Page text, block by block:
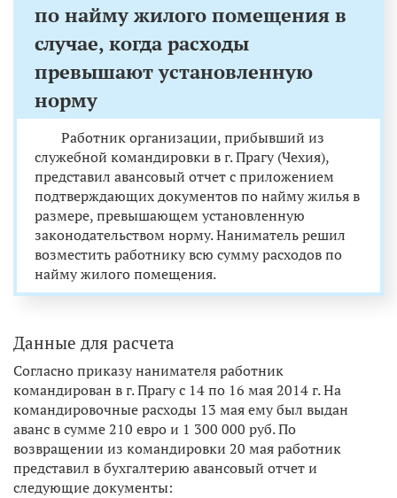
по найму жилого помещения в
случае, когда расходы
превышают установленную
норму
Работник организации, прибывший из
служебной командировки в г. Прагу (Чехия),
представил авансовый отчет с приложением
подтверждающих документов по найму жилья в
размере, превышающем установленную
законодательством норму. Наниматель решил
возместить работнику всю сумму расходов по
найму жилого помещения.
Данные для расчета
Согласно приказу нанимателя работник
командирован в г. Прагу с 14 по 16 мая 2014 г. На
командировочные расходы 13 мая ему был выдан
аванс в сумме 210 евро и 1 300 000 руб. По
возвращении из командировки 20 мая работник
представил в бухгалтерию авансовый отчет и
следующие документы: